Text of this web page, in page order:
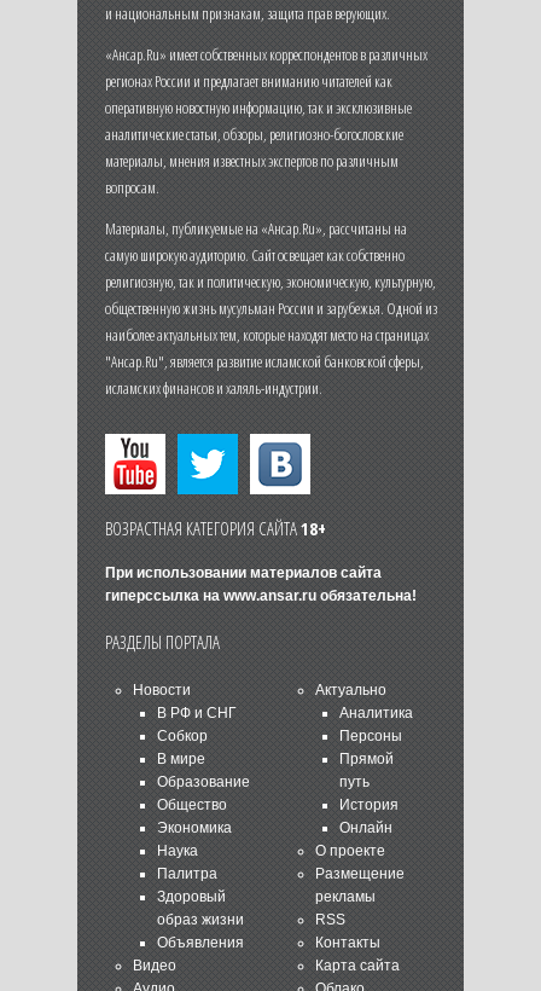
и национальным признакам, защита прав верующих.
«Ансар.Ru» имеет собственных корреспондентов в различных
регионах России и предлагает вниманию читателей как
оперативную новостную информацию, так и эксклюзивные
аналитические статьи, обзоры, религиозно-богословские
материалы, мнения известных экспертов по различным
вопросам.
Материалы, публикуемые на «Ансар.Ru», рассчитаны на
самую широкую аудиторию. Сайт освещает как собственно
религиозную, так и политическую, экономическую, культурную,
общественную жизнь мусульман России и зарубежья. Одной из
наиболее актуальных тем, которые находят место на страницах
"Ансар.Ru", является развитие исламской банковской сферы,
исламских финансов и халяль-индустрии.
ВОЗРАСТНАЯ КАТЕГОРИЯ САЙТА18+
При использовании материалов сайта
гиперссылка на www.ansar.ruобязательна!
РАЗДЕЛЫ ПОРТАЛА
Новости
В РФ и СНГ
Собкор
В мире
Образование
Общество
Экономика
Наука
Палитра
Здоровый
образ жизни
Объявления
Видео
Актуально
Аналитика
Персоны
Прямой
путь
История
Онлайн
О проекте
Размещение
рекламы
RSS
Контакты
Карта сайта